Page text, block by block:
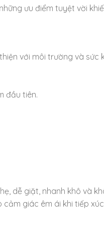
ưu điểm tuyệt vời
với môi trường và sức
đầu tiên.
dễ giặt, nhanh khô và
giác êm ái khi tiếp